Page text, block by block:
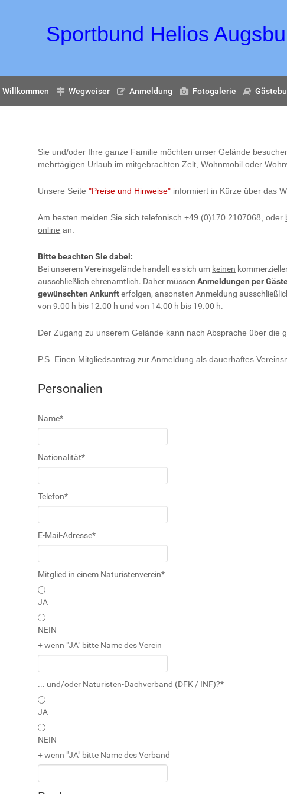
Sportbund Helios
Willkommen Wegweiser Anmeldung Fotogalerie
Sie und/oder Ihre ganze Familie möchten unser Gelände
mehrtägigen Urlaub im mitgebrachten Zelt, Wohnmobil oder
Unsere Seite"Preise und Hinweise" informiert in Kürze über das
Am besten melden Sie sich telefonisch +49 (0)170 2107068, oder
online an.
Bitte beachten Sie dabei:
Bei unserem Vereinsgelände handelt es sich um keinen
ausschließlich ehrenamtlich. Daher müssenAnmeldungen per
gewünschten Ankunfterfolgen, ansonsten Anmeldung
von 9.00 h bis 12.00 h und von 14.00 h bis 19.00 h.
Der Zugang zu unserem Gelände kann nach Absprache über die
P.S. Einen Mitgliedsantrag zur Anmeldung als dauerhaftes
Personalien
Name*
Nationalität*
Telefon*
E-Mail-Adresse*
Mitglied in einem Naturistenverein*
JA
NEIN
+ wenn "JA" bitte Name des Verein
... und/oder Naturisten-Dachverband (DFK / INF)?*
JA
NEIN
+ wenn "JA" bitte Name des Verband